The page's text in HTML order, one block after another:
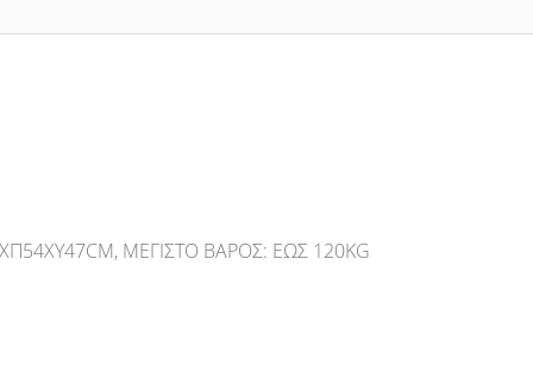
ΜΈΓΙΣΤΟ ΒΆΡΟΣ: ΈΩΣ 120KG